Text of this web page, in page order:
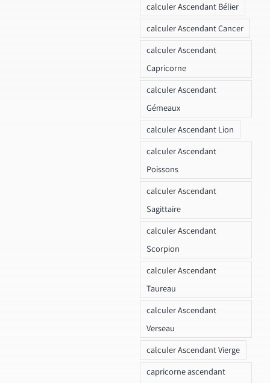
calculer Ascendant Bélier
calculer Ascendant Cancer
calculer Ascendant
Capricorne
calculer Ascendant
Gémeaux
calculer Ascendant Lion
calculer Ascendant
Poissons
calculer Ascendant
Sagittaire
calculer Ascendant
Scorpion
calculer Ascendant
Taureau
calculer Ascendant
Verseau
calculer Ascendant Vierge
capricorne ascendant